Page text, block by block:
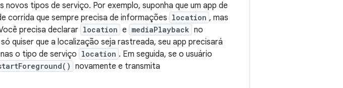
novos tipos de serviço. Por exemplo, suponha que um app de
corrida que sempre precisa de informações location , mas
precisa declarar location e mediaPlayback no
quiser que a localização seja rastreada, seu app precisará
o tipo de serviço location . Em seguida, se o usuário
novamente e transmita